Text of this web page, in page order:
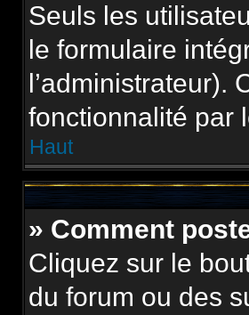
Seuls les
le formulaire
l’administrateur).
fonctionnalité par
Haut
» Comment
Cliquez sur le
du forum ou des